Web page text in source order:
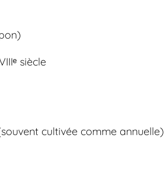
siècle
cultivée comme annuelle)